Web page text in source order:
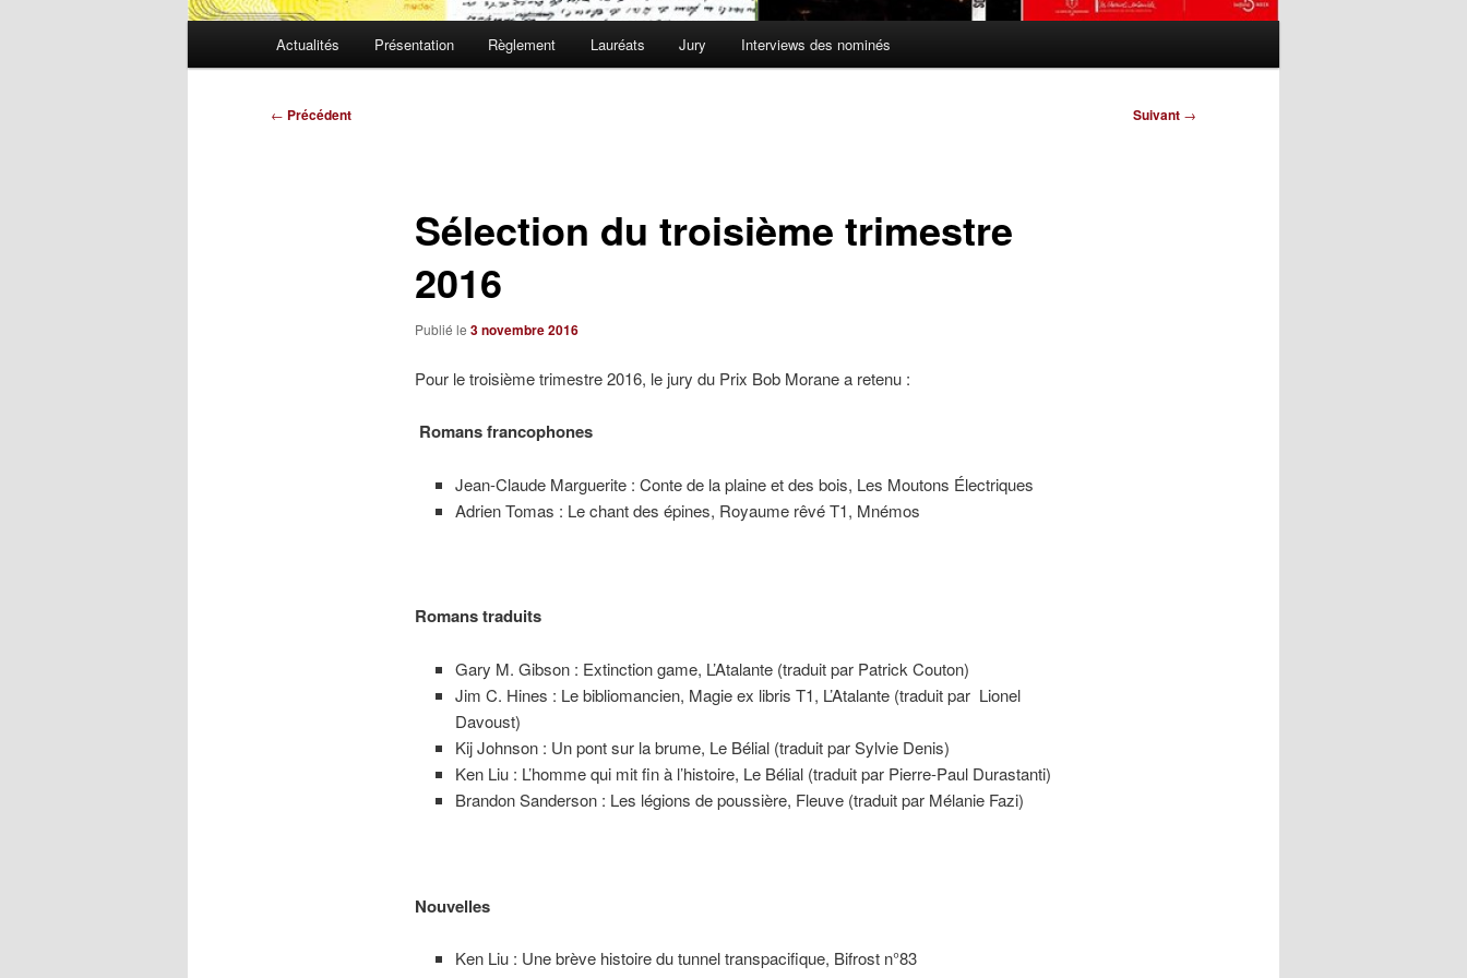
Actualités Présentation Règlement Lauréats Jury Interviews des nominés
Navigation
← Précédent Suivant →
Sélection du troisième trimestre
2016
Publié le 3 novembre 2016
Pour le troisième trimestre 2016, le jury du Prix Bob Morane a retenu :
Romans francophones
Jean-Claude Marguerite : Conte de la plaine et des bois, Les Moutons Électriques
Adrien Tomas : Le chant des épines, Royaume rêvé T1, Mnémos
Romans traduits
Gary M. Gibson : Extinction game, L’Atalante (traduit par Patrick Couton)
Jim C. Hines : Le bibliomancien, Magie ex libris T1, L’Atalante (traduit par Lionel
Davoust)
Kij Johnson : Un pont sur la brume, Le Bélial (traduit par Sylvie Denis)
Ken Liu : L’homme qui mit fin à l’histoire, Le Bélial (traduit par Pierre-Paul Durastanti)
Brandon Sanderson : Les légions de poussière, Fleuve (traduit par Mélanie Fazi)
Nouvelles
Ken Liu : Une brève histoire du tunnel transpacifique, Bifrost n°83